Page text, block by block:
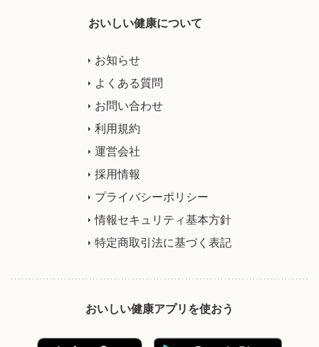
おいしい健康について
お知らせ
よくある質問
お問い合わせ
利用規約
運営会社
採用情報
プライバシーポリシー
情報セキュリティ基本方針
特定商取引法に基づく表記
おいしい健康アプリを使おう